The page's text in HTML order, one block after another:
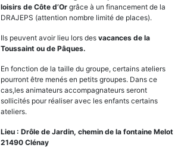
loisirs de Côte d’Or grâce à un financement de la
DRAJEPS (attention nombre limité de places).
Ils peuvent avoir lieu lors desvacances de la
Toussaint ou de Pâques.
En fonction de la taille du groupe, certains ateliers
pourront être menés en petits groupes. Dans ce
cas,les animateurs accompagnateurs seront
sollicités pour réaliser avec les enfants certains
ateliers.
Lieu : Drôle de Jardin, chemin de la fontaine Melot
21490 Clénay